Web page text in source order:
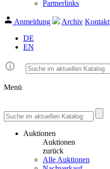
Partnerlinks
Anmeldung Archiv Kontakt
DE
EN
Menü
Auktionen
Auktionen
zurück
Alle Auktionen